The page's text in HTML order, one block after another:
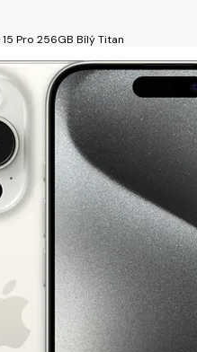
15 Pro 256GB Bílý Titan